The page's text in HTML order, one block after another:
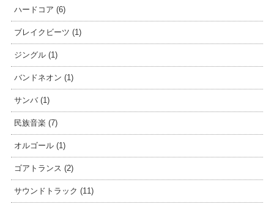
ハードコア (6)
ブレイクビーツ (1)
ジングル (1)
バンドネオン (1)
サンバ (1)
民族音楽 (7)
オルゴール (1)
ゴアトランス (2)
サウンドトラック (11)